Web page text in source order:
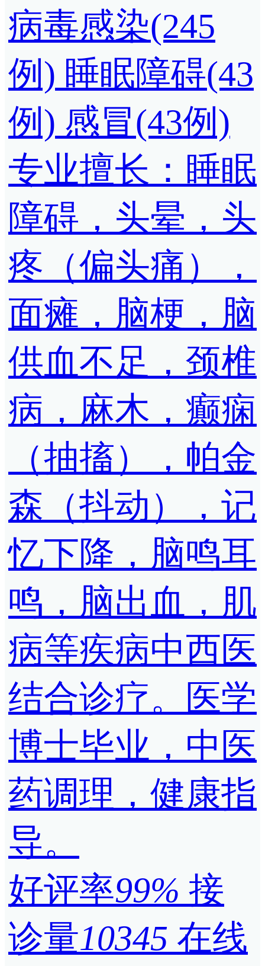
病毒感染(245
例) 睡眠障碍(43
例) 感冒(43例)
专业擅长：睡眠
障碍，头晕，头
疼（偏头痛），
面瘫，脑梗，脑
供血不足，颈椎
病，麻木，癫痫
（抽搐），帕金
森（抖动），记
忆下降，脑鸣耳
鸣，脑出血，肌
病等疾病中西医
结合诊疗。医学
博士毕业，中医
药调理，健康指
导。
好评率99% 接
诊量10345 在线